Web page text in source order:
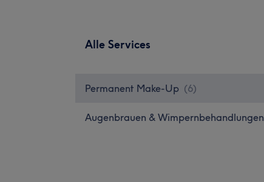
Alle Services
Permanent Make-Up (6)
Augenbrauen & Wimpernbehandlungen